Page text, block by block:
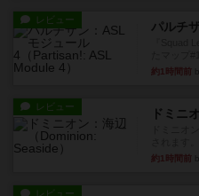
レビュー パルチ
約1時間前
レビュー ドミニ
約1時間前
レビュー